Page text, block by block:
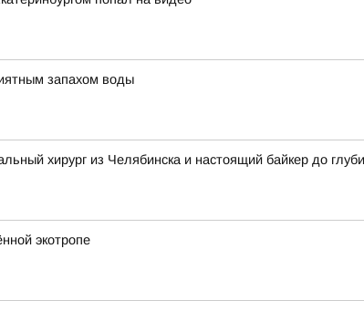
запахом воды
хирург из Челябинска и настоящий байкер до
экотропе